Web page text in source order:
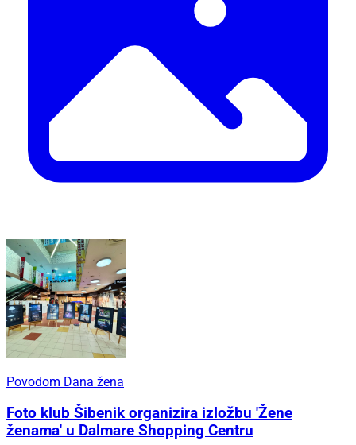
Povodom Dana žena
Foto klub Šibenik organizira izložbu 'Žene
ženama' u Dalmare Shopping Centru